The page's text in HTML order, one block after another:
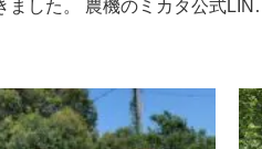
ました。 農機のミカタ公式